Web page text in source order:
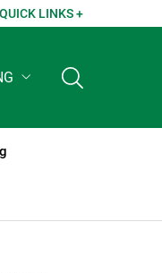
QUICK LINKS +